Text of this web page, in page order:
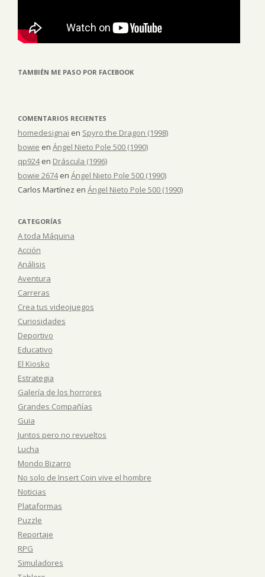
TAMBIÉN ME PASO POR FACEBOOK
COMENTARIOS RECIENTES
homedesignai en Spyro the Dragon (1998)
bowie en Ángel Nieto Pole 500 (1990)
qp924en Dráscula (1996)
bowie 2674en Ángel Nieto Pole 500 (1990)
Carlos Martínez en Ángel Nieto Pole 500 (1990)
CATEGORÍAS
A toda Máquina
Acción
Análisis
Aventura
Carreras
Crea tus videojuegos
Curiosidades
Deportivo
Educativo
El Kiosko
Estrategia
Galería de los horrores
Grandes Compañías
Guia
Juntos pero no revueltos
Lucha
Mondo Bizarro
No solo de Insert Coin vive el hombre
Noticias
Plataformas
Puzzle
Reportaje
RPG
Simuladores